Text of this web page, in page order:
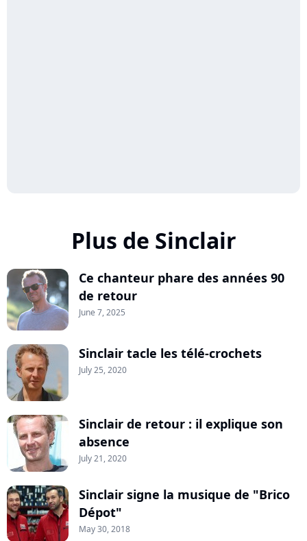
Plus de Sinclair
Ce chanteur phare des années 90
de retour
June 7, 2025
Sinclair tacle les télé-crochets
July 25, 2020
Sinclair de retour : il explique son
absence
July 21, 2020
Sinclair signe la musique de "Brico
Dépot"
May 30, 2018